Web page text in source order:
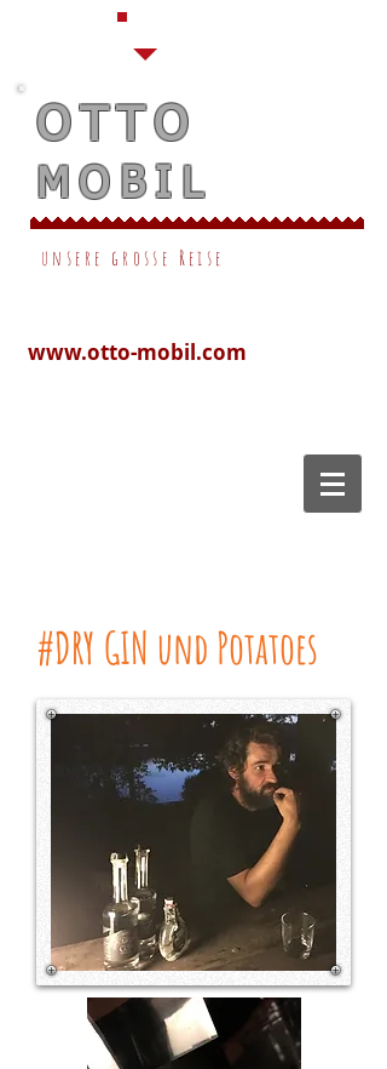
OTTO
MOBIL
unsere grosse Reise
www.otto-mobil.com
#DRY GIN und Potatoes